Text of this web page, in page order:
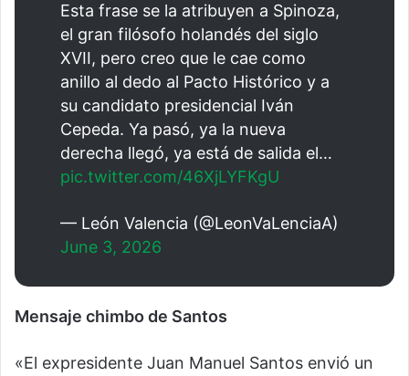
Esta frase se la atribuyen a Spinoza,
el gran filósofo holandés del siglo
XVII, pero creo que le cae como
anillo al dedo al Pacto Histórico y a
su candidato presidencial Iván
Cepeda. Ya pasó, ya la nueva
derecha llegó, ya está de salida el…
pic.twitter.com/46XjLYFKgU
— León Valencia (@LeonVaLenciaA)
June 3, 2026
Mensaje chimbo de Santos
«El expresidente Juan Manuel Santos envió un